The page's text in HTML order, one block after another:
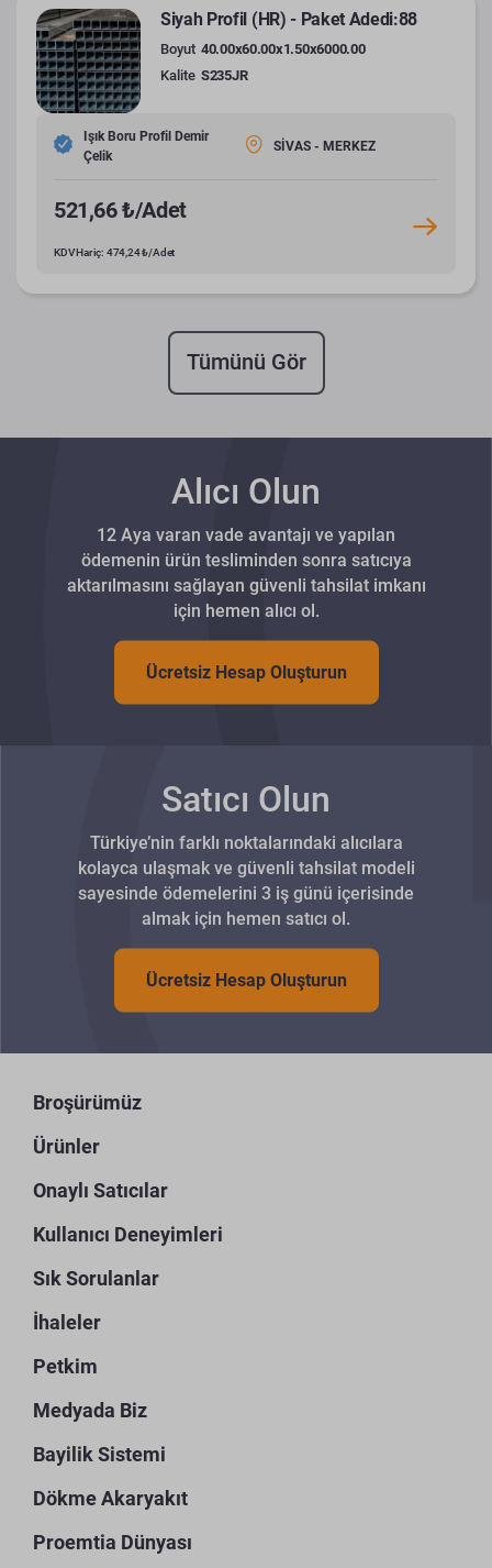
Siyah Profil (HR) - Paket Adedi:88
Boyut 40.00x60.00x1.50x6000.00
Kalite S235JR
Işık Boru Profil Demir
Çelik
SİVAS - MERKEZ
521,66 ₺/Adet
KDV Hariç: 474,24 ₺/Adet
Tümünü Gör
Alıcı Olun
12 Aya varan vade avantajı ve yapılan
ödemenin ürün tesliminden sonra satıcıya
aktarılmasını sağlayan güvenli tahsilat imkanı
için hemen alıcı ol.
Ücretsiz Hesap Oluşturun
Satıcı Olun
Türkiye’nin farklı noktalarındaki alıcılara
kolayca ulaşmak ve güvenli tahsilat modeli
sayesinde ödemelerini 3 iş günü içerisinde
almak için hemen satıcı ol.
Ücretsiz Hesap Oluşturun
Broşürümüz
Ürünler
Onaylı Satıcılar
Kullanıcı Deneyimleri
Sık Sorulanlar
İhaleler
Petkim
Medyada Biz
Bayilik Sistemi
Dökme Akaryakıt
Proemtia Dünyası